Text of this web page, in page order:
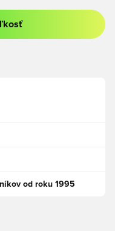
ako člen
od roku 1995